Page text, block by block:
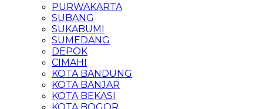
PURWAKARTA
SUBANG
SUKABUMI
SUMEDANG
DEPOK
CIMAHI
KOTA BANDUNG
KOTA BANJAR
KOTA BEKASI